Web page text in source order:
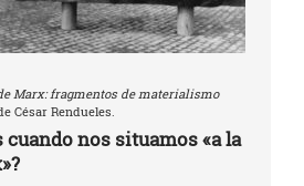
Marx: fragmentos de materialismo
César Rendueles.
cuando nos situamos «a la